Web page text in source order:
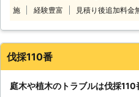
作業
誠心
で、
ら、
施
経験豊富 見積り後追加料金
伐採110番
庭木や植木のトラブルは伐採110